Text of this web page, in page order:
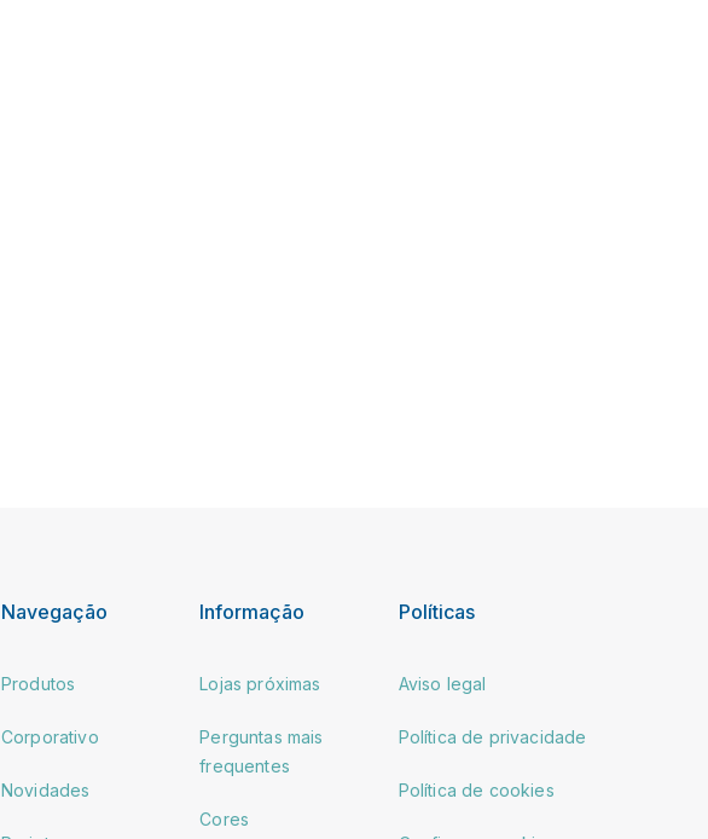
Navegação
Produtos
Corporativo
Novidades
Informação
Lojas próximas
Perguntas mais
frequentes
Cores
Políticas
Aviso legal
Política de privacidade
Política de cookies